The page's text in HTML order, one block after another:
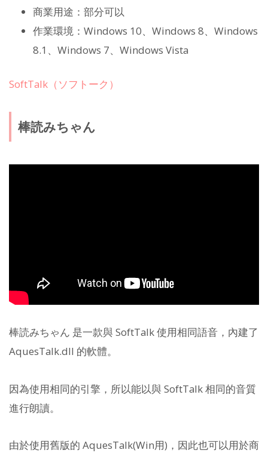
商業用途：部分可以
作業環境：Windows 10、Windows 8、Windows
8.1、Windows 7、Windows Vista
SoftTalk（ソフトーク）
棒読みちゃん
棒読みちゃん 是一款與 SoftTalk 使用相同語音，內建了
AquesTalk.dll 的軟體。
因為使用相同的引擎，所以能以與 SoftTalk 相同的音質
進行朗讀。
由於使用舊版的 AquesTalk(Win用)，因此也可以用於商